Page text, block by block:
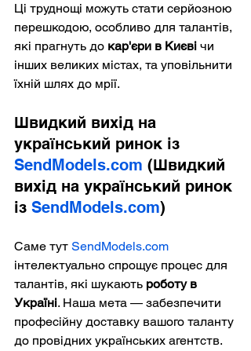
Ці труднощі можуть стати серйозною
перешкодою, особливо для талантів,
які прагнуть до кар'єри в Києві чи
інших великих містах, та уповільнити
їхній шлях до мрії.
Швидкий вихід на
український ринок із
SendModels.com (Швидкий
вихід на український ринок
із SendModels.com)
Саме тут SendModels.com
інтелектуально спрощує процес для
талантів, які шукають роботу в
Україні. Наша мета — забезпечити
професійну доставку вашого таланту
до провідних українських агентств.